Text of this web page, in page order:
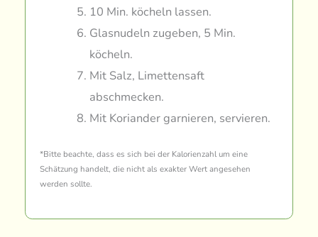
10 Min. köcheln lassen.
Glasnudeln zugeben, 5 Min.
köcheln.
Mit Salz, Limettensaft
abschmecken.
Mit Koriander garnieren, servieren.
*Bitte beachte, dass es sich bei der Kalorienzahl um eine
Schätzung handelt, die nicht als exakter Wert angesehen
werden sollte.